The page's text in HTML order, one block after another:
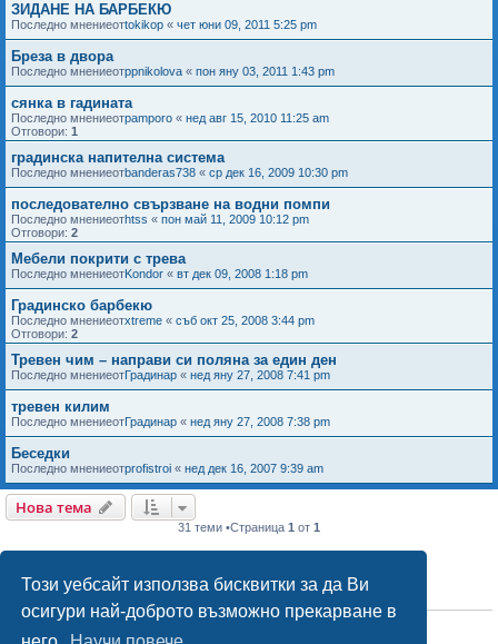
Този уебсайт използва бисквитки за да Ви
осигури най-доброто възможно прекарване в
ЗИДАНЕ НА БАРБЕКЮ
Последно мнениеотtokikop « чет юни 09, 2011 5:25 pm
Бреза в двора
Последно мнениеотppnikolova « пон яну 03, 2011 1:43 pm
сянка в гадината
Последно мнениеотpamporo « нед авг 15, 2010 11:25 am
Отговори: 1
градинска напителна система
Последно мнениеотbanderas738 « ср дек 16, 2009 10:30 pm
последователно свързване на водни помпи
Последно мнениеотhtss « пон май 11, 2009 10:12 pm
Отговори: 2
Мебели покрити с трева
Последно мнениеотKondor « вт дек 09, 2008 1:18 pm
Градинско барбекю
Последно мнениеотxtreme « съб окт 25, 2008 3:44 pm
Отговори: 2
Тревен чим – направи си поляна за един ден
Последно мнениеотГрадинар « нед яну 27, 2008 7:41 pm
тревен килим
Последно мнениеотГрадинар « нед яну 27, 2008 7:38 pm
Беседки
Последно мнениеотprofistroi « нед дек 16, 2007 9:39 am
Нова тема
31 теми •Страница 1 от 1
ПРАВА НА ФОРУМА
Вие не можетеда публикувате теми в този форум
Виене можетеда отговаряте на теми в този форум